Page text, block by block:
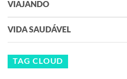
VIAJANDO
VIDA SAUDÁVEL
TAG CLOUD